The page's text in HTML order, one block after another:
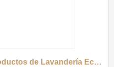
Descubre los Mejores Productos de Lavandería Ecológicos al por Mayor para un Hogar Sostenible